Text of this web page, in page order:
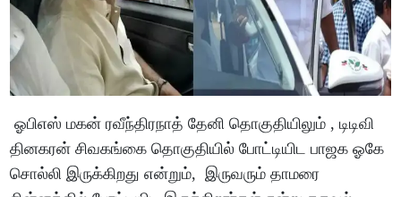
ஓபிஎஸ் மகன் ரவீந்திரநாத் தேனி தொகுதியிலும் , டிடிவி
தினகரன் சிவகங்கை தொகுதியில் போட்டியிட பாஜக ஓகே
சொல்லி இருக்கிறது என்றும், இருவரும் தாமரை